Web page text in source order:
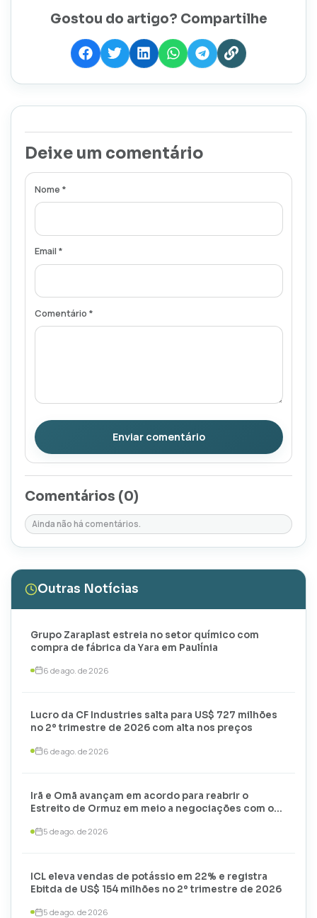
Gostou do artigo? Compartilhe
Deixe um comentário
Nome *
Email *
Comentário *
Enviar comentário
Comentários (0)
Ainda não há comentários.
Outras Notícias
Grupo Zaraplast estreia no setor químico com
compra de fábrica da Yara em Paulínia
6 de ago. de 2026
Lucro da CF Industries salta para US$ 727 milhões
no 2º trimestre de 2026 com alta nos preços
6 de ago. de 2026
Irã e Omã avançam em acordo para reabrir o
Estreito de Ormuz em meio a negociações com os
5 de ago. de 2026
ICL eleva vendas de potássio em 22% e registra
Ebitda de US$ 154 milhões no 2º trimestre de 2026
5 de ago. de 2026